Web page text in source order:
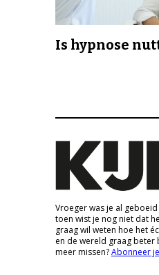
Is hypnose
Vroeger was je al
toen wist je nog niet dat
graag wil weten hoe het
en de wereld graag beter
meer missen?Abonneer